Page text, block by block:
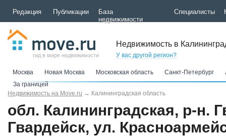
Редакция Публикации
База
недвижимости
Специалисты
гид в мире недвижимости
Недвижимость в
У вас другой регион?
Москва Новая Москва Московская область Санкт-Петербург
За границей
Недвижимость на Move.ru → Калининградская область
обл. Калининградская, р-н.
Гвардейск, ул.